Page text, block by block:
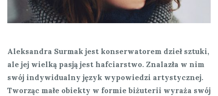
Aleksandra Surmak jest konserwatorem dzieł sztuki,
ale jej wielką pasją jest hafciarstwo. Znalazła w nim
swój indywidualny język wypowiedzi artystycznej.
Tworząc małe obiekty w formie biżuterii wyraża swój